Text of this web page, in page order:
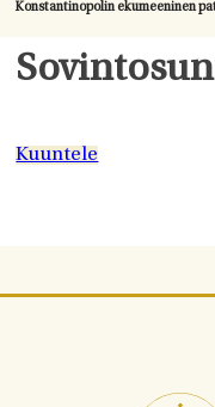
Konstantinopolin ekumeeninen
Juhlat &
Kirkot
Tule mukaan
Kuuntele